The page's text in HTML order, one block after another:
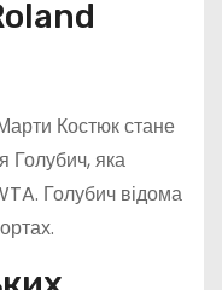
Костюк стане
Голубич, яка
Голубич відома